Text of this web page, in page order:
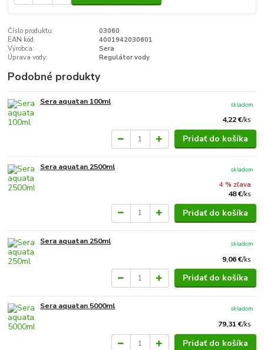
Číslo produktu:
03060
EAN kód:
4001942030601
Výrobca:
Sera
Úprava vody:
Regulátor vody
Podobné produkty
Sera aquatan 100ml
4,22 €/ks
skladom
Pridať do košíka
Sera aquatan 2500ml
4 % zľava
48 €/ks
skladom
Pridať do košíka
Sera aquatan 250ml
9,06 €/ks
skladom
Pridať do košíka
Sera aquatan 5000ml
79,31 €/ks
skladom
Pridať do košíka